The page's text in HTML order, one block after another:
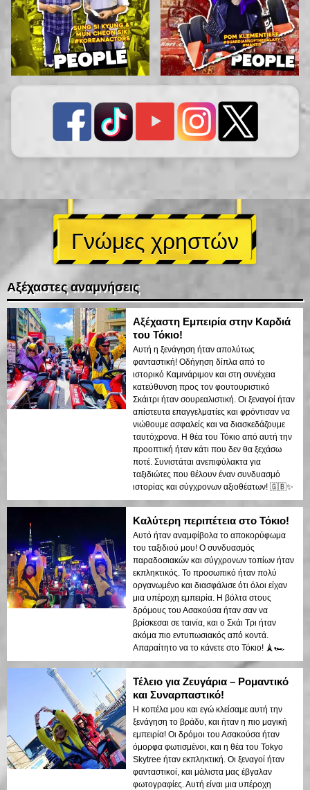
Γνώμες χρηστών
Αξέχαστες αναμνήσεις
Αξέχαστη Εμπειρία στην Καρδιά
του Τόκιο!
Αυτή η ξενάγηση ήταν απολύτως
φανταστική! Οδήγηση δίπλα από το
ιστορικό Καμινάριμον και στη συνέχεια
κατεύθυνση προς τον φουτουριστικό
Σκάιτρι ήταν σουρεαλιστική. Οι ξεναγοί ήταν
απίστευτα επαγγελματίες και φρόντισαν να
νιώθουμε ασφαλείς και να διασκεδάζουμε
ταυτόχρονα. Η θέα του Τόκιο από αυτή την
προοπτική ήταν κάτι που δεν θα ξεχάσω
ποτέ. Συνιστάται ανεπιφύλακτα για
ταξιδιώτες που θέλουν έναν συνδυασμό
ιστορίας και σύγχρονων αξιοθέατων! 🇬🇧✨
Καλύτερη περιπέτεια στο Τόκιο!
Αυτό ήταν αναμφίβολα το αποκορύφωμα
του ταξιδιού μου! Ο συνδυασμός
παραδοσιακών και σύγχρονων τοπίων ήταν
εκπληκτικός. Το προσωπικό ήταν πολύ
οργανωμένο και διασφάλισε ότι όλοι είχαν
μια υπέροχη εμπειρία. Η βόλτα στους
δρόμους του Ασακούσα ήταν σαν να
βρίσκεσαι σε ταινία, και ο Σκάι Τρι ήταν
ακόμα πιο εντυπωσιακός από κοντά.
Απαραίτητο να το κάνετε στο Τόκιο! 🗼🏎️
Τέλειο για Ζευγάρια – Ρομαντικό
και Συναρπαστικό!
Η κοπέλα μου και εγώ κλείσαμε αυτή την
ξενάγηση το βράδυ, και ήταν η πιο μαγική
εμπειρία! Οι δρόμοι του Ασακούσα ήταν
όμορφα φωτισμένοι, και η θέα του Tokyo
Skytree ήταν εκπληκτική. Οι ξεναγοί ήταν
φανταστικοί, και μάλιστα μας έβγαλαν
φωτογραφίες. Αυτή είναι μια υπέροχη